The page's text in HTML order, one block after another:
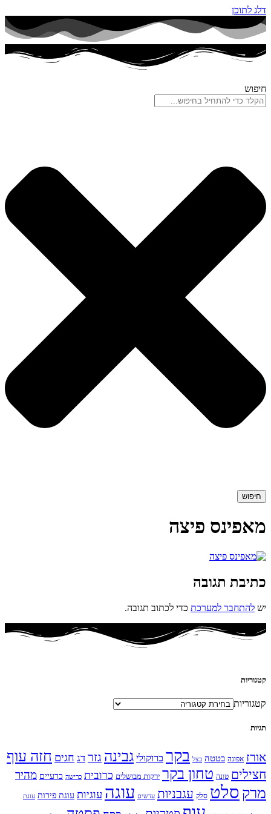
דלג לתוכן
חיפוש
חיפוש
מאפינס פיצה
כתיבת תגובה
יש להתחבר למערכת כדי לכתוב תגובה.
קטגוריות
קטגוריות
תגיות
אורז אפונה בטטה בצל בקר ברוקולי גבינה גזר דג חגים חזה עוף
חצילים טונה טחון בקר ירקות מבושלים כרובית כרישה כרעיים מהיר
מרק סלט סלק עגבניות עדשים עוגה עוגיות עוגת פירות עוגת